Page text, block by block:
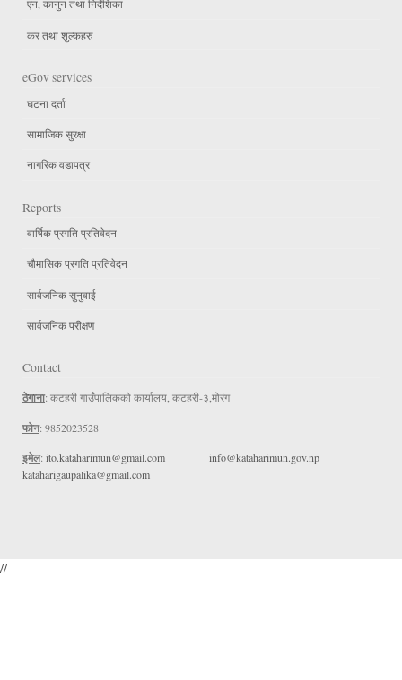
एन, कानुन तथा निर्देशिका
कर तथा शुल्कहरु
eGov services
घटना दर्ता
सामाजिक सुरक्षा
नागरिक वडापत्र
Reports
वार्षिक प्रगति प्रतिवेदन
चौमासिक प्रगति प्रतिवेदन
सार्वजनिक सुनुवाई
सार्वजनिक परीक्षण
Contact
ठेगाना: कटहरी गाउँपालिकको कार्यालय, कटहरी-३,मोरंग
फोन: 9852023528
इमेल: ito.kataharimun@gmail.com
info@kataharimun.gov.np
kataharigaupalika@gmail.com
//